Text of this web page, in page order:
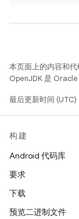
本页面上的内容和代
OpenJDK 是 Oracle
最后更新时间
构建
Android 代码库
要求
下载
预览二进制文件